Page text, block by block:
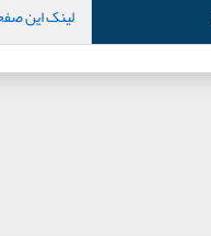
لینک این